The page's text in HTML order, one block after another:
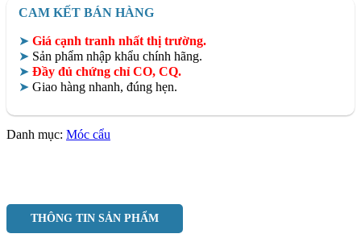
CAM KẾT BÁN HÀNG
➤ Giá cạnh tranh nhất thị trường.
➤ Sản phẩm nhập khẩu chính hãng.
➤ Đầy đủ chứng chỉ CO, CQ.
➤ Giao hàng nhanh, đúng hẹn.
Danh mục: Móc cẩu
THÔNG TIN SẢN PHẨM